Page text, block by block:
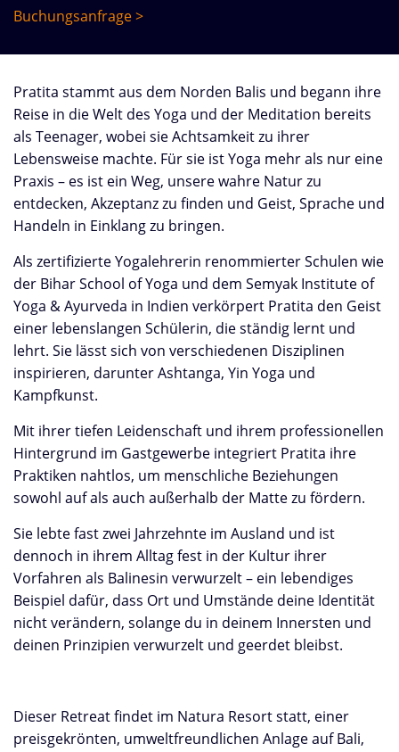
Buchungsanfrage >
Pratita stammt aus dem Norden Balis und begann ihre
Reise in die Welt des Yoga und der Meditation bereits
als Teenager, wobei sie Achtsamkeit zu ihrer
Lebensweise machte. Für sie ist Yoga mehr als nur eine
Praxis – es ist ein Weg, unsere wahre Natur zu
entdecken, Akzeptanz zu finden und Geist, Sprache und
Handeln in Einklang zu bringen.
Als zertifizierte Yogalehrerin renommierter Schulen wie
der Bihar School of Yoga und dem Semyak Institute of
Yoga & Ayurveda in Indien verkörpert Pratita den Geist
einer lebenslangen Schülerin, die ständig lernt und
lehrt. Sie lässt sich von verschiedenen Disziplinen
inspirieren, darunter Ashtanga, Yin Yoga und
Kampfkunst.
Mit ihrer tiefen Leidenschaft und ihrem professionellen
Hintergrund im Gastgewerbe integriert Pratita ihre
Praktiken nahtlos, um menschliche Beziehungen
sowohl auf als auch außerhalb der Matte zu fördern.
Sie lebte fast zwei Jahrzehnte im Ausland und ist
dennoch in ihrem Alltag fest in der Kultur ihrer
Vorfahren als Balinesin verwurzelt – ein lebendiges
Beispiel dafür, dass Ort und Umstände deine Identität
nicht verändern, solange du in deinem Innersten und
deinen Prinzipien verwurzelt und geerdet bleibst.
Dieser Retreat findet im Natura Resort statt, einer
preisgekrönten, umweltfreundlichen Anlage auf Bali,